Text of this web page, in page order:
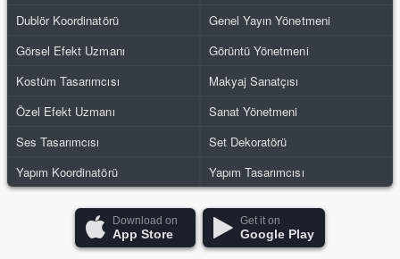
Dublör Koordinatörü
Genel Yayın Yönetmeni
Görsel Efekt Uzmanı
Görüntü Yönetmeni
Kostüm Tasarımcısı
Makyaj Sanatçısı
Özel Efekt Uzmanı
Sanat Yönetmeni
Ses Tasarımcısı
Set Dekoratörü
Yapım Koordinatörü
Yapım Tasarımcısı
Download on
App Store
Get it on
Google Play